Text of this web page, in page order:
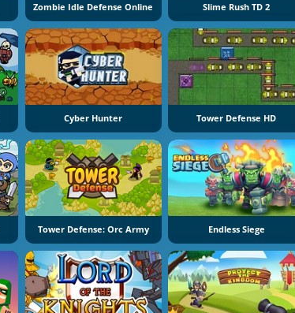
Zombie Idle Defense Online Slime Rush TD 2
Cyber Hunter Tower Defense HD
Tower Defense: Orc Army Endless Siege